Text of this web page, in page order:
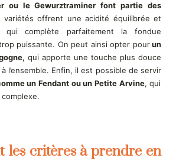
ou le Gewurztraminer font partie des
variétés offrent une acidité équilibrée et
complète parfaitement la fondue
puissante. On peut ainsi opter pourun
qui apporte une touche plus douce
l’ensemble. Enfin, il est possible de servir
un Fendant ou un Petite Arvine, qui
les critères à prendre en